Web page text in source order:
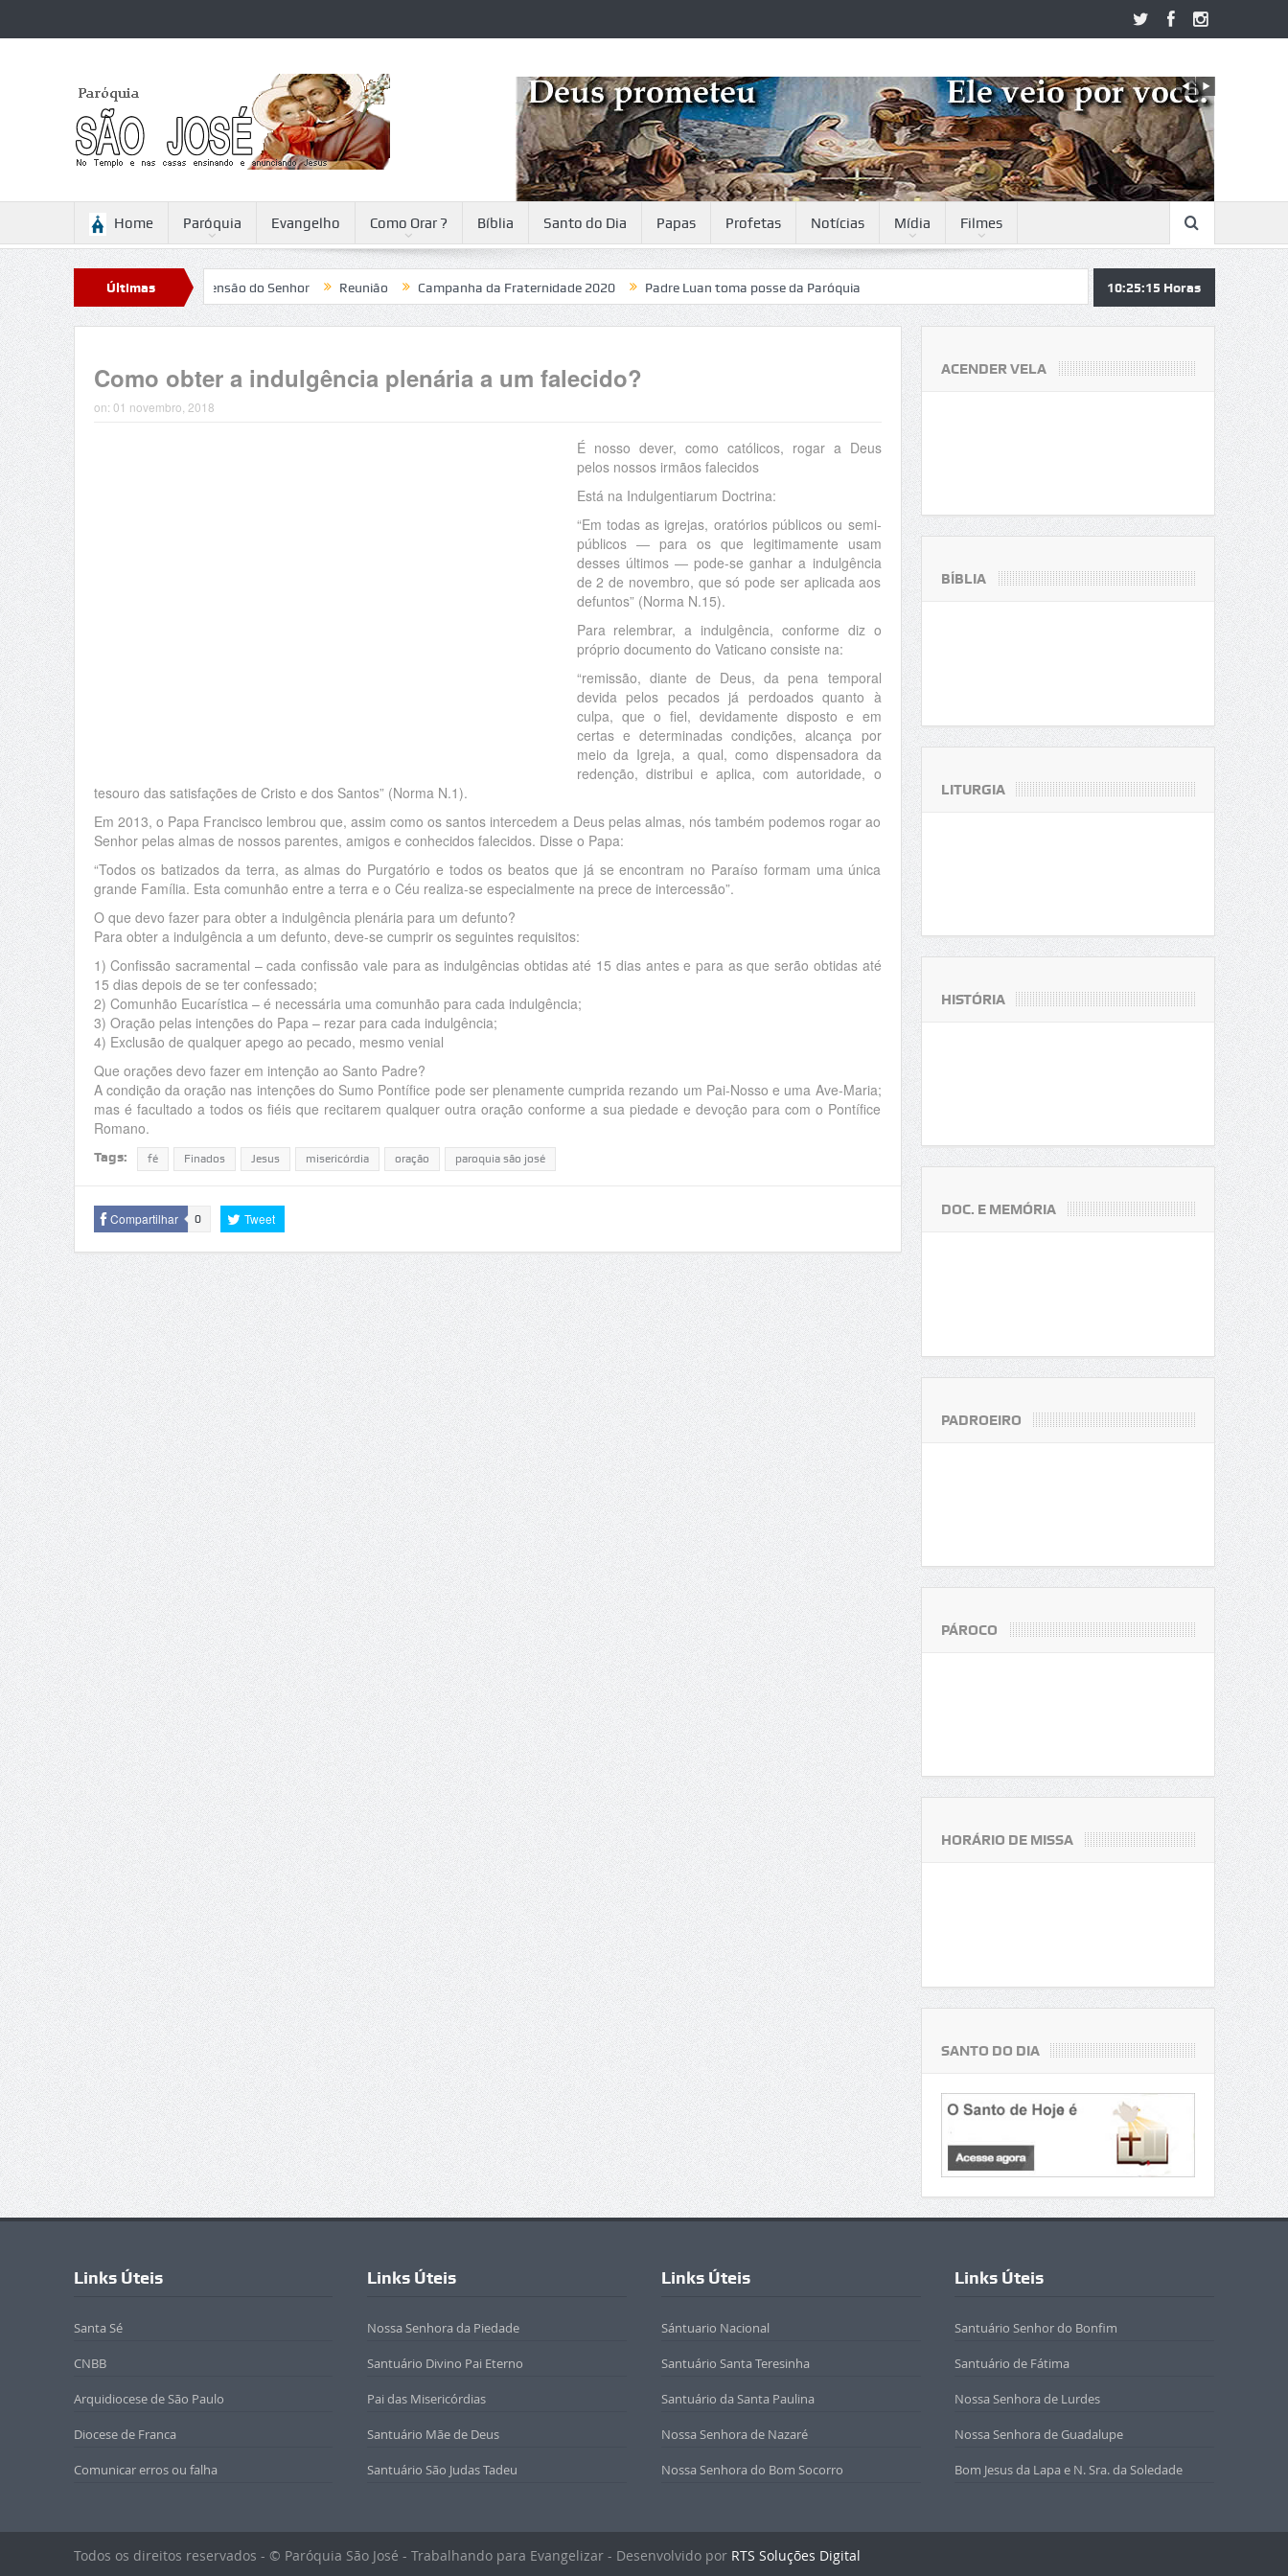
Home Paróquia Evangelho Como Orar ? Bíblia Santo do Dia Papas Profetas Notícias Mídia Filmes
Últimas
Notícias
Reflexão para a Ascensão do Senhor Reunião Campanha da Fraternidade 2020 Padre Luan toma posse da Paróquia 10:25:15 Horas
Como obter a indulgência plenária a um falecido?
on: 01 novembro, 2018
É nosso dever, como católicos, rogar a Deus
pelos nossos irmãos falecidos
Está na Indulgentiarum Doctrina:
“Em todas as igrejas, oratórios públicos ou semi-
públicos ― para os que legitimamente usam
desses últimos ― pode-se ganhar a indulgência
de 2 de novembro, que só pode ser aplicada aos
defuntos” (Norma N.15).
Para relembrar, a indulgência, conforme diz o
próprio documento do Vaticano consiste na:
“remissão, diante de Deus, da pena temporal
devida pelos pecados já perdoados quanto à
culpa, que o fiel, devidamente disposto e em
certas e determinadas condições, alcança por
meio da Igreja, a qual, como dispensadora da
redenção, distribui e aplica, com autoridade, o
tesouro das satisfações de Cristo e dos Santos” (Norma N.1).
Em 2013, o Papa Francisco lembrou que, assim como os santos intercedem a Deus pelas almas, nós também podemos rogar ao
Senhor pelas almas de nossos parentes, amigos e conhecidos falecidos. Disse o Papa:
“Todos os batizados da terra, as almas do Purgatório e todos os beatos que já se encontram no Paraíso formam uma única
grande Família. Esta comunhão entre a terra e o Céu realiza-se especialmente na prece de intercessão”.
O que devo fazer para obter a indulgência plenária para um defunto?
Para obter a indulgência a um defunto, deve-se cumprir os seguintes requisitos:
1) Confissão sacramental – cada confissão vale para as indulgências obtidas até 15 dias antes e para as que serão obtidas até
15 dias depois de se ter confessado;
2) Comunhão Eucarística – é necessária uma comunhão para cada indulgência;
3) Oração pelas intenções do Papa – rezar para cada indulgência;
4) Exclusão de qualquer apego ao pecado, mesmo venial
Que orações devo fazer em intenção ao Santo Padre?
A condição da oração nas intenções do Sumo Pontífice pode ser plenamente cumprida rezando um Pai-Nosso e uma Ave-Maria;
mas é facultado a todos os fiéis que recitarem qualquer outra oração conforme a sua piedade e devoção para com o Pontífice
Romano.
Tags: fé Finados Jesus misericórdia oração paroquia são josé
Compartilhar 0 Tweet
ACENDER VELA
BÍBLIA
LITURGIA
HISTÓRIA
DOC. E MEMÓRIA
PADROEIRO
PÁROCO
HORÁRIO DE MISSA
SANTO DO DIA
Links Úteis
Santa Sé
CNBB
Arquidiocese de São Paulo
Diocese de Franca
Comunicar erros ou falha
Links Úteis
Nossa Senhora da Piedade
Santuário Divino Pai Eterno
Pai das Misericórdias
Santuário Mãe de Deus
Santuário São Judas Tadeu
Links Úteis
Sántuario Nacional
Santuário Santa Teresinha
Santuário da Santa Paulina
Nossa Senhora de Nazaré
Nossa Senhora do Bom Socorro
Links Úteis
Santuário Senhor do Bonfim
Santuário de Fátima
Nossa Senhora de Lurdes
Nossa Senhora de Guadalupe
Bom Jesus da Lapa e N. Sra. da Soledade
Todos os direitos reservados - © Paróquia São José - Trabalhando para Evangelizar - Desenvolvido por RTS Soluções Digital